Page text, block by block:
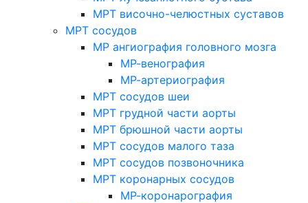
МРТ височно-челюстных суставов
МРТ сосудов
МР ангиография головного мозга
МР-венография
МР-артериография
МРТ сосудов шеи
МРТ грудной части аорты
МРТ брюшной части аорты
МРТ сосудов малого таза
МРТ сосудов позвоночника
МРТ коронарных сосудов
МР-коронарография